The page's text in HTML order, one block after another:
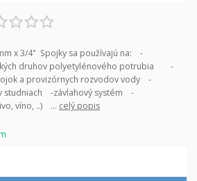
x 3/4" Spojky sa používajú na: -
druhov polyetylénového potrubia -
a provizórnych rozvodov vody -
studniach -závlahový systém -
víno, ..) ... celý popis